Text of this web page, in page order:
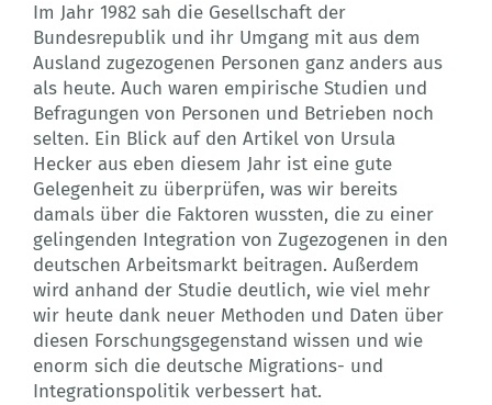
Im Jahr 1982 sah die Gesellschaft der
Bundesrepublik und ihr Umgang mit aus dem
Ausland zugezogenen Personen ganz anders aus
als heute. Auch waren empirische Studien und
Befragungen von Personen und Betrieben noch
selten. Ein Blick auf den Artikel von Ursula
Hecker aus eben diesem Jahr ist eine gute
Gelegenheit zu überprüfen, was wir bereits
damals über die Faktoren wussten, die zu einer
gelingenden Integration von Zugezogenen in den
deutschen Arbeitsmarkt beitragen. Außerdem
wird anhand der Studie deutlich, wie viel mehr
wir heute dank neuer Methoden und Daten über
diesen Forschungsgegenstand wissen und wie
enorm sich die deutsche Migrations- und
Integrationspolitik verbessert hat.